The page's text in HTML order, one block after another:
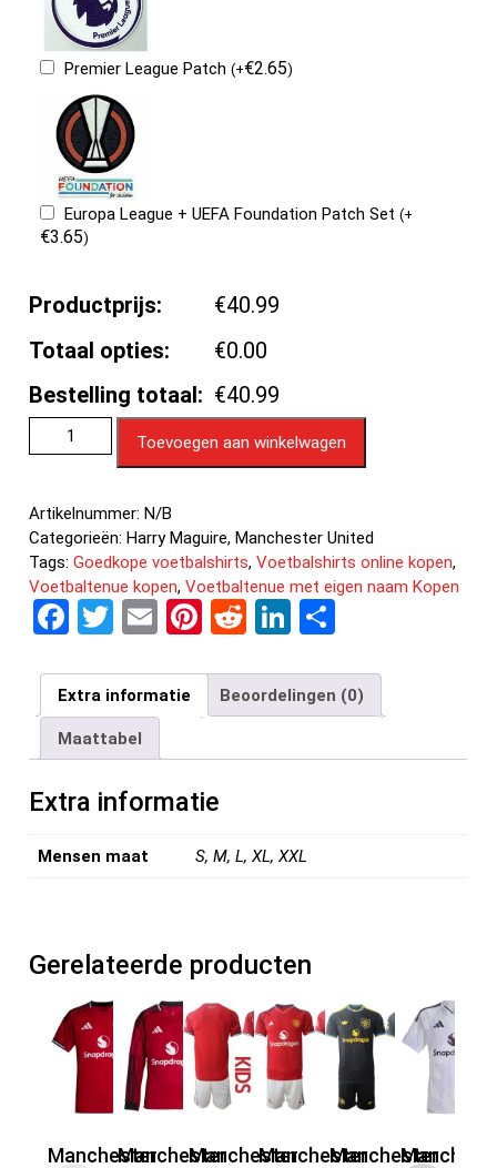
Premier League Patch(+€2.65)
Europa League + UEFA Foundation Patch Set(+
€3.65)
Productprijs:
€40.99
Totaal opties:
€0.00
Bestelling totaal: €40.99
Toevoegen aan winkelwagen
Artikelnummer:N/B
Categorieën:Harry Maguire,Manchester United
Tags:Goedkope voetbalshirts,Voetbalshirts online kopen,
Voetbaltenue kopen,Voetbaltenue met eigen naam Kopen
F
ce
b
o
o
k
T
tt
er
E
ail
Pi
er
es
t
R
d
di
t
Li
ke
dI
n
e
n
Extra informatie Beoordelingen (0)
Maattabel
Extra informatie
Mensen maat S, M, L, XL, XXL
Gerelateerde producten
ManchesterManchesterManchesterManchesterManchester